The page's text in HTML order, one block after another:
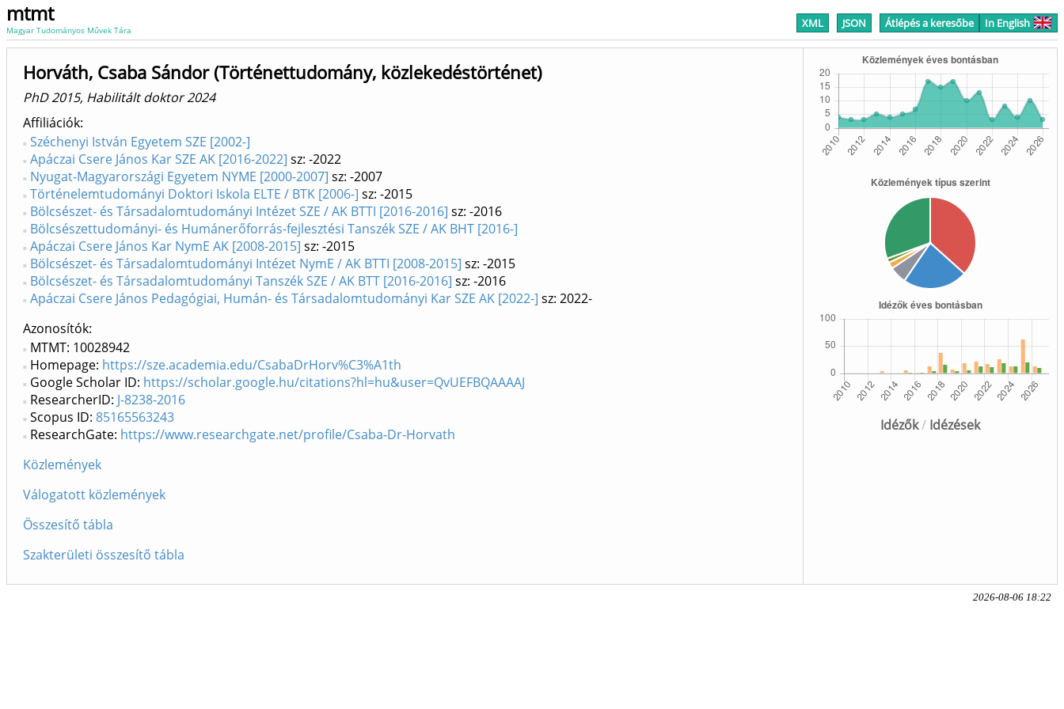
mtmt
Magyar Tudományos Művek Tára XML JSON Átlépés a keresőbe In English
Idézők/ Idézések
Horváth, Csaba Sándor (Történettudomány, közlekedéstörténet)
PhD 2015, Habilitált doktor 2024
Affiliációk
Széchenyi István Egyetem SZE [2002-]
Apáczai Csere János Kar SZE AK [2016-2022] sz: -2022
Nyugat-Magyarországi Egyetem NYME [2000-2007] sz: -2007
Történelemtudományi Doktori Iskola ELTE / BTK [2006-] sz: -2015
Bölcsészet- és Társadalomtudományi Intézet SZE / AK BTTI [2016-2016] sz: -2016
Bölcsészettudományi- és Humánerőforrás-fejlesztési Tanszék SZE / AK BHT [2016-]
Apáczai Csere János Kar NymE AK [2008-2015] sz: -2015
Bölcsészet- és Társadalomtudományi Intézet NymE / AK BTTI [2008-2015] sz: -2015
Bölcsészet- és Társadalomtudományi Tanszék SZE / AK BTT [2016-2016] sz: -2016
Apáczai Csere János Pedagógiai, Humán- és Társadalomtudományi Kar SZE AK [2022-] sz: 2022-
Azonosítók
MTMT: 10028942
Homepage: https://sze.academia.edu/CsabaDrHorv%C3%A1th
Google Scholar ID: https://scholar.google.hu/citations?hl=hu&user=QvUEFBQAAAAJ
ResearcherID: J-8238-2016
Scopus ID: 85165563243
ResearchGate: https://www.researchgate.net/profile/Csaba-Dr-Horvath
Közlemények
Válogatott közlemények
Összesítő tábla
Szakterületi összesítő tábla
2026-08-06 18:22